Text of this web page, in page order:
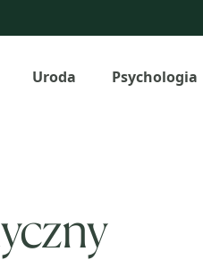
Uroda Psychologia